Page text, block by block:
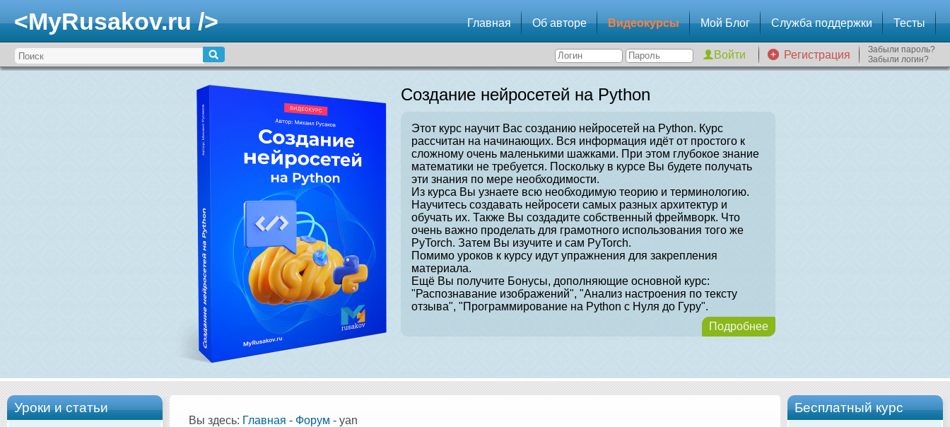
<MyRusakov.ru /> Главная Об авторе Видеокурсы Мой Блог Служба поддержки Тесты
Регистрация
Забыли пароль?
Забыли логин?
Создание нейросетей на Python
Этот курс научит Вас созданию нейросетей на Python. Курс
рассчитан на начинающих. Вся информация идёт от простого к
сложному очень маленькими шажками. При этом глубокое знание
математики не требуется. Поскольку в курсе Вы будете получать
эти знания по мере необходимости.
Из курса Вы узнаете всю необходимую теорию и терминологию.
Научитесь создавать нейросети самых разных архитектур и
обучать их. Также Вы создадите собственный фреймворк. Что
очень важно проделать для грамотного использования того же
PyTorch. Затем Вы изучите и сам PyTorch.
Помимо уроков к курсу идут упражнения для закрепления
материала.
Ещё Вы получите Бонусы, дополняющие основной курс:
"Распознавание изображений", "Анализ настроения по тексту
отзыва", "Программирование на Python с Нуля до Гуру".
Подробнее
Уроки и статьи Бесплатный курс
Вы здесь: Главная - Форум - yan